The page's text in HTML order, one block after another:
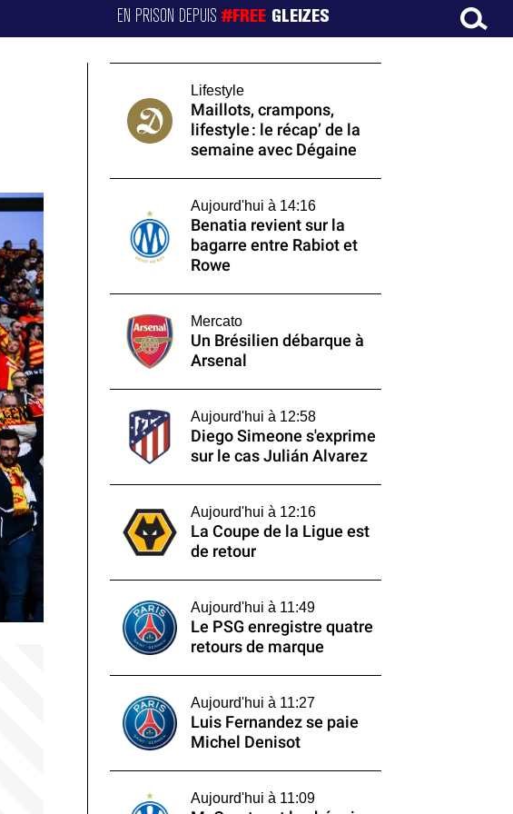
EN PRISON DEPUIS#FREE GLEIZES
Lifestyle
Maillots, crampons,
lifestyle : le récap’ de la
semaine avec Dégaine
Aujourd'hui à 14:16
Benatia revient sur la
bagarre entre Rabiot et
Rowe
Mercato
Un Brésilien débarque à
Arsenal
Aujourd'hui à 12:58
Diego Simeone s'exprime
sur le cas Julián Alvarez
Aujourd'hui à 12:16
La Coupe de la Ligue est
de retour
Aujourd'hui à 11:49
Le PSG enregistre quatre
retours de marque
Aujourd'hui à 11:27
Luis Fernandez se paie
Michel Denisot
Aujourd'hui à 11:09